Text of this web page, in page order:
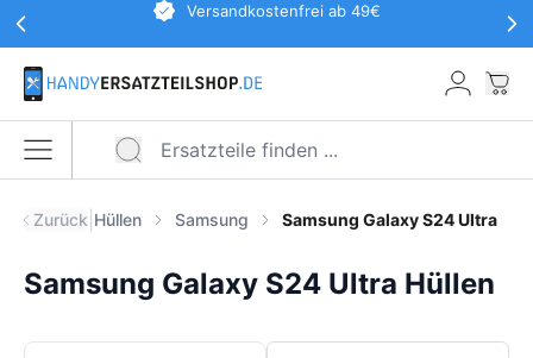
Zum Hauptinhalt springen
Werbeaktionen KopfzeileVersandkostenfrei ab 49€
Menü öffnen
Zurück Hüllen Samsung Samsung Galaxy S24 Ultra
Samsung Galaxy S24 Ultra Hüllen
Produkte